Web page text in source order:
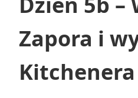
Zapora i
Kitchenera